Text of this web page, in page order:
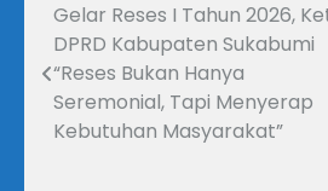
Navigasi
pos
Gelar Reses I Tahun 2026,
DPRD Kabupaten Sukabumi
“Reses Bukan Hanya
Seremonial, Tapi Menyerap
Kebutuhan Masyarakat”